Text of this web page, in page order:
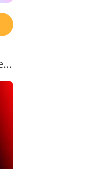
Videoclip gratuit cu suprapunere cu scurgeri de lumină nr. 6 "Overexposure"